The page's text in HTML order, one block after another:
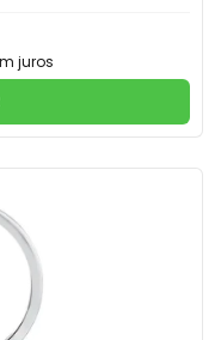
juros